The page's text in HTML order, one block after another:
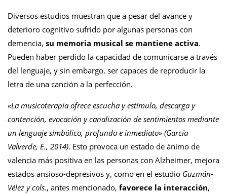
Diversos estudios muestran que a pesar del avance y
deterioro cognitivo sufrido por algunas personas con
demencia, su memoria musical se mantiene activa.
Pueden haber perdido la capacidad de comunicarse a través
del lenguaje, y sin embargo, ser capaces de reproducir la
letra de una canción a la perfección.
«La musicoterapia ofrece escucha y estímulo, descarga y
contención, evocación y canalización de sentimientos mediante
un lenguaje simbólico, profundo e inmediato» (García
Valverde, E., 2014). Esto provoca un estado de ánimo de
valencia más positiva en las personas con Alzheimer, mejora
estados ansioso-depresivos y, como en el estudio Guzmán-
Vélez y cols., antes mencionado, favorece la interacción,